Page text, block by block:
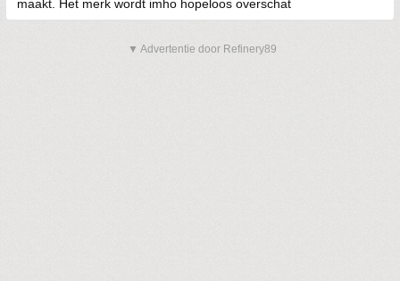
maakt. Het merk wordt imho hopeloos overschat
▼ Advertentie door Refinery89